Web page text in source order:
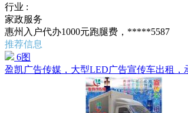
行业 :
家政服务
惠州入户代办1000元跑腿费，*****5587
推荐信息
6图
盈凯广告传媒，大型LED广告宣传车出租